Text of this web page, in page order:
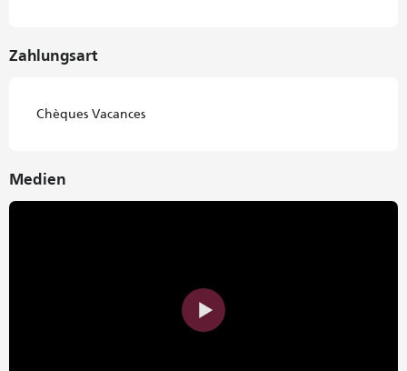
Zahlungsart
Chèques Vacances
Medien